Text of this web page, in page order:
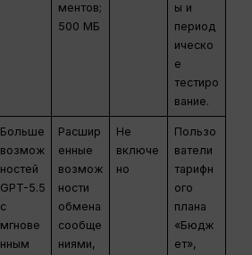
ментов;
500 МБ
ы и
период
ическо
е
тестиро
вание.
Больше
возмож
ностей
GPT-5.5
с
мгнове
нным
Расшир
енные
возмож
ности
обмена
сообще
ниями,
Не
включе
но
Пользо
ватели
тарифн
ого
плана
«Бюдж
ет»,